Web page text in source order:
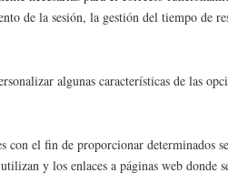
de la sesión, la gestión del tiempo de
algunas características de las
con el fin de proporcionar determinados
y los enlaces a páginas web donde